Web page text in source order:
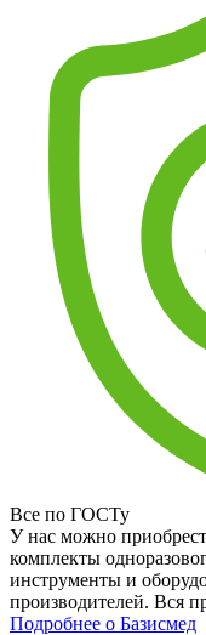
Все по ГОСТу
У нас можно
комплекты
инструменты и
производителей. Вся
Подробнее о Базисмед